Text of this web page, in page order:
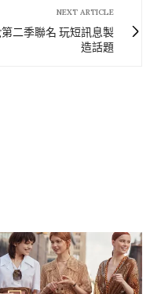
NEXT ARTICLE
二季聯名 玩短訊息製
造話題